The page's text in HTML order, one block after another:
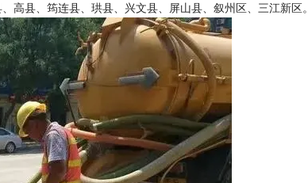
高县、筠连县、珙县、兴文县、屏山县、叙州区、三江新区。